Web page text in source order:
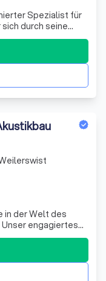
Spezialist für
durch seine
von
wir uns von
schließlich zu
in der Welt des
engagiertes
Erfahrung und
ein, das wir in
auf die Installation,